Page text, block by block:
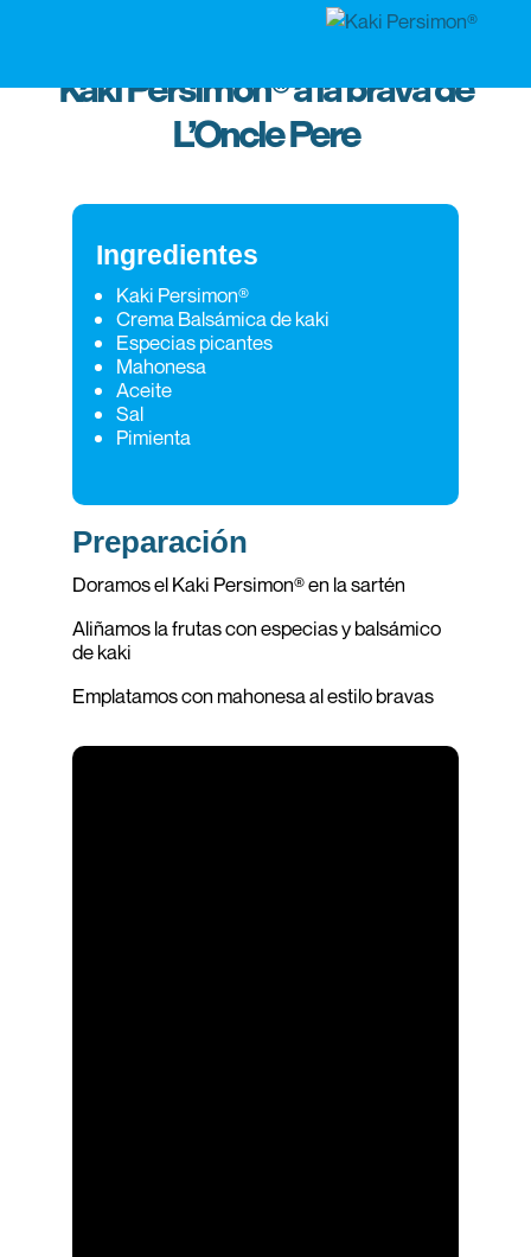
Kaki Persimon® a la brava de
L’Oncle Pere
Ingredientes
Kaki Persimon®
Crema Balsámica de kaki
Especias picantes
Mahonesa
Aceite
Sal
Pimienta
Preparación
Doramos el Kaki Persimon® en la sartén
Aliñamos la frutas con especias y balsámico
de kaki
Emplatamos con mahonesa al estilo bravas